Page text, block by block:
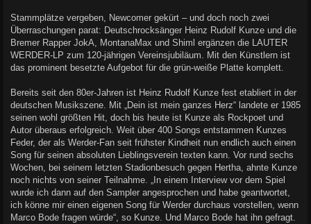
Stammplätze vergeben, Newcomer gekürt – und doch noch zwei
Überraschungen parat: Deutschrocksänger Heinz Rudolf Kunze und die
Bremer Rapper JokA, MontanaMax und Shiml ergänzen die LAUTER
WERDER-LP zum 120-jährigen Vereinsjubiläum. Mit den Künstlern ist
das prominent besetzte Aufgebot für die grün-weiße Platte komplett.
Bereits seit den 80er-Jahren ist Heinz Rudolf Kunze fest etabliert in der
deutschen Musikszene. Mit „Dein ist mein ganzes Herz“ landete er 1985
seinen wohl größten Hit, doch bis heute ist Kunze als Rockpoet und
Autor überaus erfolgreich. Weit über 400 Songs entstammen Kunzes
Feder, der als Werder-Fan seit frühster Kindheit nun endlich auch einen
Song für seinen absoluten Lieblingsverein texten kann. Vor rund sechs
Wochen, bei seinem letzten Stadionbesuch gegen Hertha, ahnte Kunze
noch nichts von seiner Teilnahme. „In einem Interview vor dem Spiel
wurde ich dann auf den Sampler angesprochen und habe geantwortet,
ich könne mir einen eigenen Song für Werder durchaus vorstellen, wenn
Marco Bode fragen würde“, so Kunze. Und Marco Bode hat ihn gefragt.